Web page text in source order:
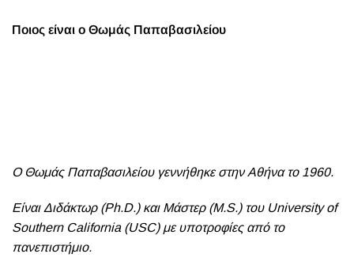
Ποιος είναι ο Θωμάς Παπαβασιλείου
O Θωμάς Παπαβασιλείου γεννήθηκε στην Αθήνα το 1960.
Είναι Διδάκτωρ (Ph.D.) και Μάστερ (M.S.) του University of
Southern California (USC) με υποτροφίες από το
πανεπιστήμιο.